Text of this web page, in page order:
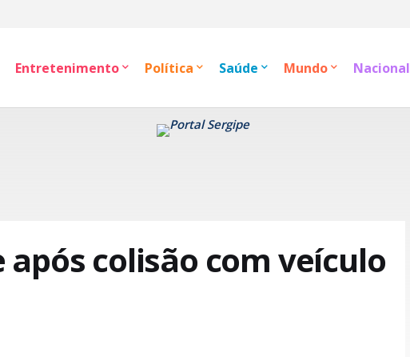
Entretenimento Política Saúde Mundo Nacional
colisão com veículo